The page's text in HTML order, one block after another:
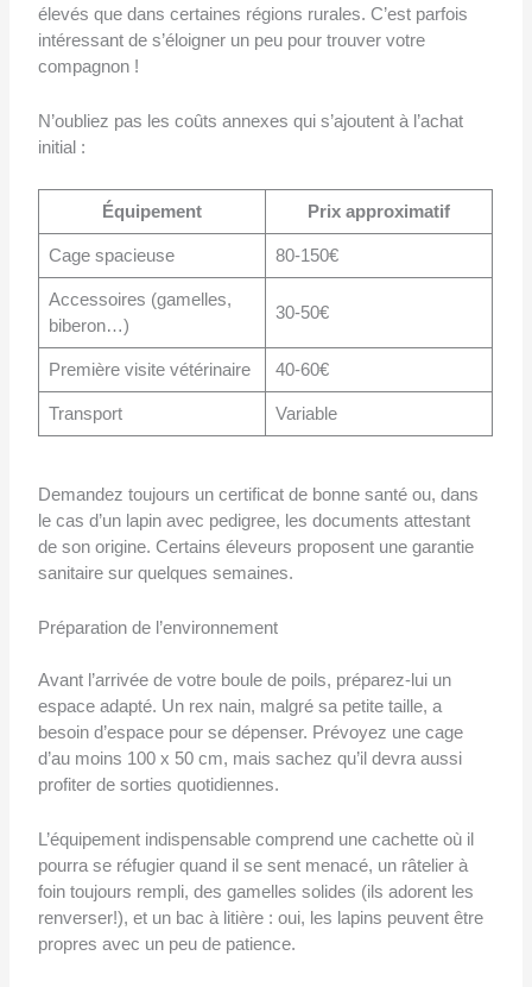
élevés que dans certaines régions rurales. C’est parfois
intéressant de s’éloigner un peu pour trouver votre
compagnon !
N’oubliez pas les coûts annexes qui s’ajoutent à l’achat
initial :
Équipement Prix approximatif
Cage spacieuse 80-150€
Accessoires (gamelles,
biberon…)
30-50€
Première visite vétérinaire 40-60€
Transport Variable
Demandez toujours un certificat de bonne santé ou, dans
le cas d’un lapin avec pedigree, les documents attestant
de son origine. Certains éleveurs proposent une garantie
sanitaire sur quelques semaines.
Préparation de l’environnement
Avant l’arrivée de votre boule de poils, préparez-lui un
espace adapté. Un rex nain, malgré sa petite taille, a
besoin d’espace pour se dépenser. Prévoyez une cage
d’au moins 100 x 50 cm, mais sachez qu’il devra aussi
profiter de sorties quotidiennes.
L’équipement indispensable comprend une cachette où il
pourra se réfugier quand il se sent menacé, un râtelier à
foin toujours rempli, des gamelles solides (ils adorent les
renverser!), et un bac à litière : oui, les lapins peuvent être
propres avec un peu de patience.